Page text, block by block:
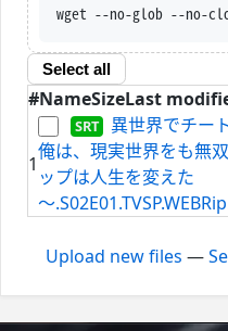
wget --no-glob --no-clobber
Select all
#NameSizeLast
1
異世界でチー
俺は、現実世界をも無
ップは人生を変えた
～
Upload new files —